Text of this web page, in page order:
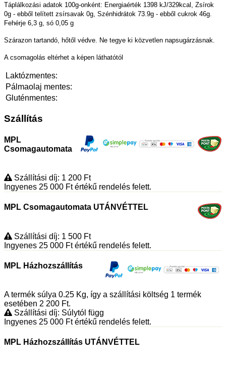
Táplálkozási adatok 100g-onként: Energiaérték 1398 kJ/329kcal, Zsírok
0g - ebből telített zsírsavak 0g, Szénhidrátok 73.9g - ebből cukrok 46g.
Fehérje 6,3 g, só 0,05 g
Szárazon tartandó, hőtől védve. Ne tegye ki közvetlen napsugárzásnak.
A csomagolás eltérhet a képen láthatótól
Laktózmentes:
Pálmaolaj mentes:
Gluténmentes:
Szállítás
MPL
Csomagautomata
Szállítási díj: 1 200 Ft
Ingyenes 25 000 Ftértékű rendelés felett.
MPL Csomagautomata UTÁNVÉTTEL
Szállítási díj: 1 500 Ft
Ingyenes 25 000 Ftértékű rendelés felett.
MPL Házhozszállítás
A termék súlya 0.25 Kg, így a szállítási költség 1 termék
esetében 2 200 Ft.
Szállítási díj: Súlytól függ
Ingyenes 25 000 Ftértékű rendelés felett.
MPL Házhozszállítás UTÁNVÉTTEL